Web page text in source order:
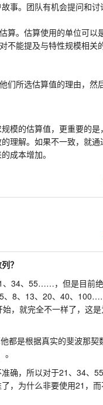
事。团队有机会提问和讨
算。估算使用的单位可以
能提及与特性规模相关
们所选估算值的理由，然
模的估算值，更重要的是
理解。如果不一致，就通
成本增加。
？
、34、55……，但是目前
、8、13、20、40、
，就完全不一样了，这
都是根据真实的斐波那契
确，所以对于21、34、
，为什么非要使用21，